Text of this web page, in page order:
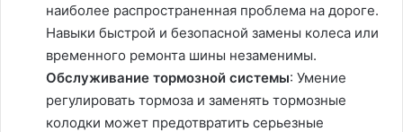
наиболее распространенная проблема на дороге.
Навыки быстрой и безопасной замены колеса или
временного ремонта шины незаменимы.
Обслуживание тормозной системы: Умение
регулировать тормоза и заменять тормозные
колодки может предотвратить серьезные